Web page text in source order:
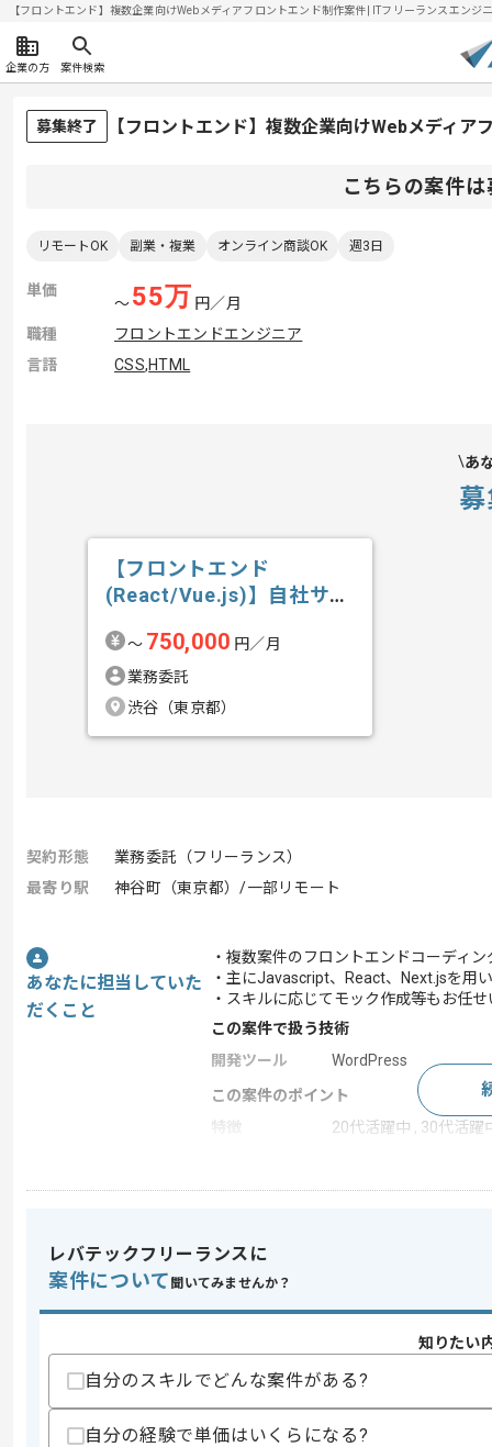
【フロントエンド】複数企業向けWebメディアフロントエンド制作案件| ITフリーランスエン
企業の方 案件検索
募集終了 【フロントエンド】複数企業向けWebメディ
こちらの案件
リモートOK 副業・複業 オンライン商談OK 週3日
単価
〜55万 円／月
職種
フロントエンドエンジニア
言語
CSS,HTML
あ
【フロントエンド
(React/Vue.js)】自社サー
〜 750,000 円／月
業務委託
渋谷（東京都）
契約形態
業務委託（フリーランス）
最寄り駅
神谷町（東京都）/一部リモート
あなたに担当していた
だくこと
・複数案件のフロントエンドコーディ
・主にJavascript、React、Next.jsを用
・スキルに応じてモック作成等もお任
この案件で扱う技術
開発ツール
WordPress
この案件のポイント
20代活躍中 , 30代活躍
・下記を用いた実装経験
-JavaScript、React、Next.js
歓迎スキル
スキルに不安がある方へ
レバテックフリーランスに
案件について 聞いてみませんか？
知りたい
自分のスキルでどんな案件がある?
自分の経験で単価はいくらになる?